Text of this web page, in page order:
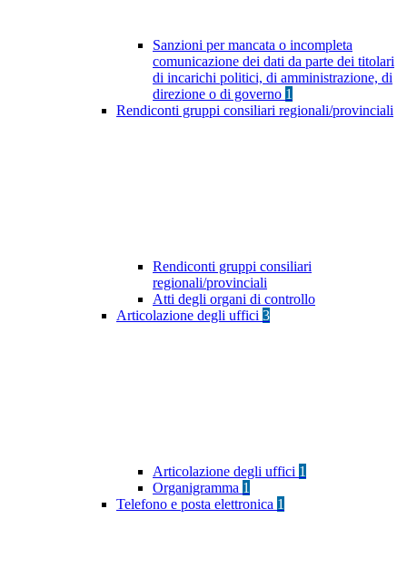
Sanzioni per mancata o incompleta
comunicazione dei dati da parte dei titolari
di incarichi politici, di amministrazione, di
direzione o di governo 1
Rendiconti gruppi consiliari regionali/provinciali
Rendiconti gruppi consiliari
regionali/provinciali
Atti degli organi di controllo
Articolazione degli uffici 3
Articolazione degli uffici 1
Organigramma 1
Telefono e posta elettronica 1